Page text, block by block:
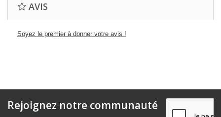
AVIS
Soyez le premier à donner votre avis !
Rejoignez notre communauté